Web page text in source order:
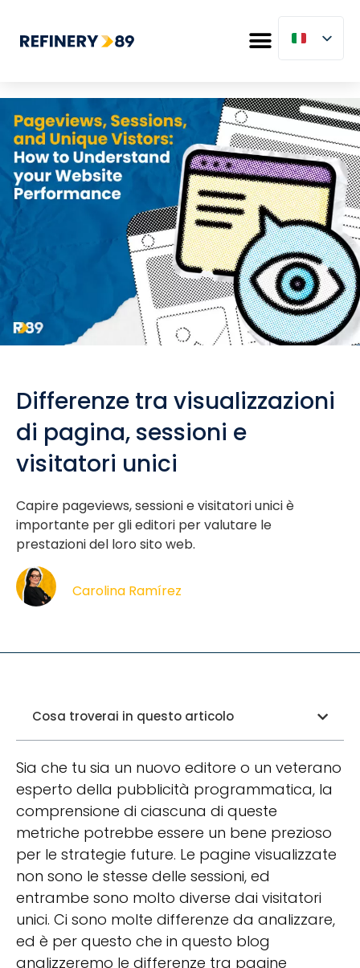
Differenze tra visualizzazioni
di pagina, sessioni e
visitatori unici
Capire pageviews, sessioni e visitatori unici è
importante per gli editori per valutare le
prestazioni del loro sito web.
Carolina Ramírez
Cosa troverai in questo articolo
Sia che tu sia un nuovo editore o un veterano
esperto della pubblicità programmatica, la
comprensione di ciascuna di queste
metriche potrebbe essere un bene prezioso
per le strategie future. Le pagine visualizzate
non sono le stesse delle sessioni, ed
entrambe sono molto diverse dai visitatori
unici. Ci sono molte differenze da analizzare,
ed è per questo che in questo blog
analizzeremo le differenze tra pagine